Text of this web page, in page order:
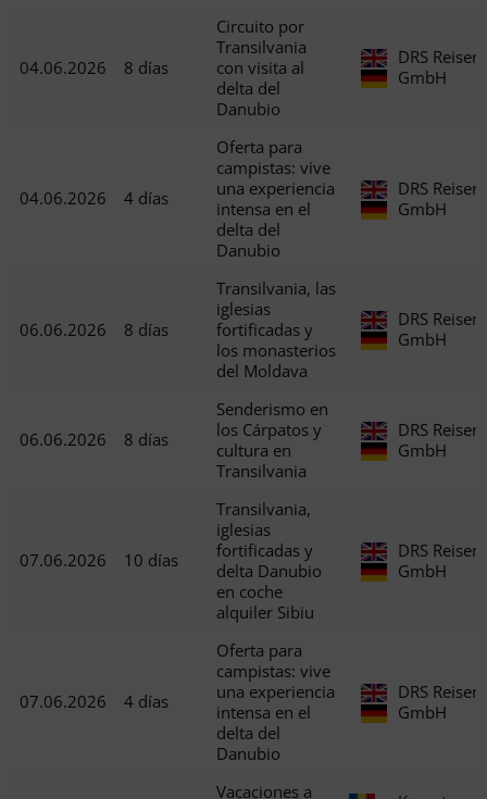
04.06.2026 8 días
Circuito por
Transilvania
con visita al
delta del
Danubio
DRS Reisen
GmbH
04.06.2026 4 días
Oferta para
campistas: vive
una experiencia
intensa en el
delta del
Danubio
DRS Reisen
GmbH
06.06.2026 8 días
Transilvania, las
iglesias
fortificadas y
los monasterios
del Moldava
DRS Reisen
GmbH
06.06.2026 8 días
Senderismo en
los Cárpatos y
cultura en
Transilvania
DRS Reisen
GmbH
07.06.2026 10 días
Transilvania,
iglesias
fortificadas y
delta Danubio
en coche
alquiler Sibiu
DRS Reisen
GmbH
07.06.2026 4 días
Oferta para
campistas: vive
una experiencia
intensa en el
delta del
Danubio
DRS Reisen
GmbH
Vacaciones a